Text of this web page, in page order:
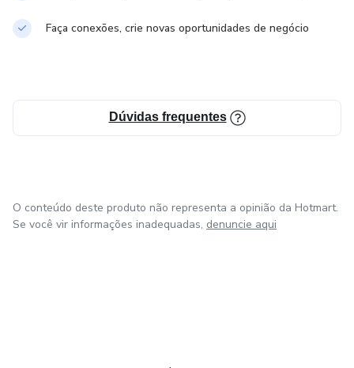
Faça conexões, crie novas oportunidades de negócio
Dúvidas frequentes
O conteúdo deste produto não representa a opinião da Hotmart.
Se você vir informações inadequadas, denuncie aqui